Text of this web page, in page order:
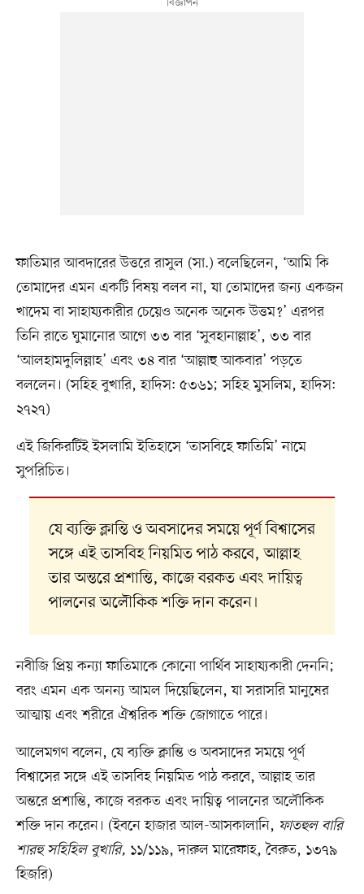
ফাতিমার আবদারের উত্তরে রাসুল (সা.) বলেছিলেন, ‘আমি কি
তোমাদের এমন একটি বিষয় বলব না, যা তোমাদের জন্য একজন
খাদেম বা সাহায্যকারীর চেয়েও অনেক অনেক উত্তম?’ এরপর
তিনি রাতে ঘুমানোর আগে ৩৩ বার ‘সুবহানাল্লাহ’, ৩৩ বার
‘আলহামদুলিল্লাহ’ এবং ৩৪ বার ‘আল্লাহু আকবার’ পড়তে
বললেন। (সহিহ বুখারি, হাদিস: ৫৩৬১; সহিহ মুসলিম, হাদিস:
২৭২৭)
এই জিকিরটিই ইসলামি ইতিহাসে ‘তাসবিহে ফাতিমি’ নামে
সুপরিচিত।
যে ব্যক্তি ক্লান্তি ও অবসাদের সময়ে পূর্ণ বিশ্বাসের
সঙ্গে এই তাসবিহ নিয়মিত পাঠ করবে, আল্লাহ
তার অন্তরে প্রশান্তি, কাজে বরকত এবং দায়িত্ব
পালনের অলৌকিক শক্তি দান করেন।
নবীজি প্রিয় কন্যা ফাতিমাকে কোনো পার্থিব সাহায্যকারী দেননি;
বরং এমন এক অনন্য আমল দিয়েছিলেন, যা সরাসরি মানুষের
আত্মায় এবং শরীরে ঐশ্বরিক শক্তি জোগাতে পারে।
আলেমগণ বলেন, যে ব্যক্তি ক্লান্তি ও অবসাদের সময়ে পূর্ণ
বিশ্বাসের সঙ্গে এই তাসবিহ নিয়মিত পাঠ করবে, আল্লাহ তার
অন্তরে প্রশান্তি, কাজে বরকত এবং দায়িত্ব পালনের অলৌকিক
শক্তি দান করেন। (ইবনে হাজার আল-আসকালানি, ফাতহুল বারি
শারহু সহিহিল বুখারি, ১১/১১৯, দারুল মারেফাহ, বৈরুত, ১৩৭৯
হিজরি)